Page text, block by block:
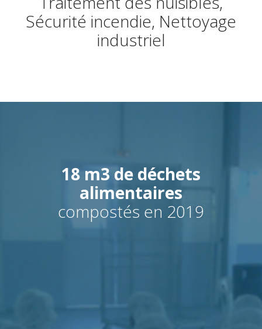
Sécurité incendie, Nettoyage
industriel
18 m3 de déchets
alimentaires
compostés en 2019